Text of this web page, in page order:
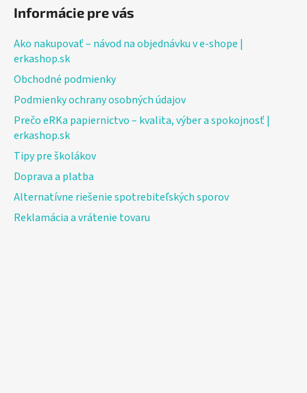
Informácie pre vás
Ako nakupovať – návod na objednávku v e-shope |
erkashop.sk
Obchodné podmienky
Podmienky ochrany osobných údajov
Prečo eRKa papiernictvo – kvalita, výber a spokojnosť |
erkashop.sk
Tipy pre školákov
Doprava a platba
Alternatívne riešenie spotrebiteľských sporov
Reklamácia a vrátenie tovaru